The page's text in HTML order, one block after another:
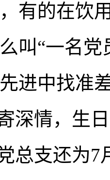
有的在饮
叫“一名
进中找准
深情， 生
总支还为7